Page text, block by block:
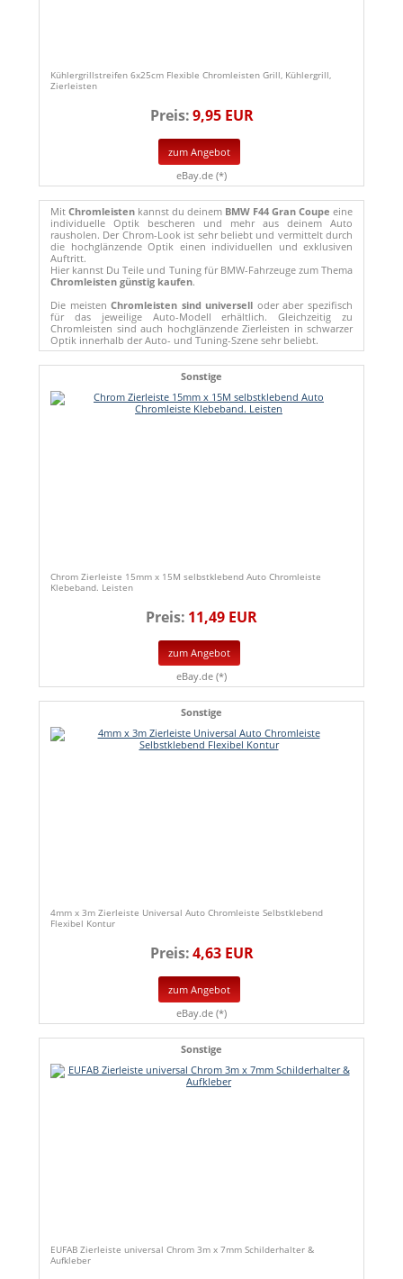
Kühlergrillstreifen 6x25cm Flexible Chromleisten Grill, Kühlergrill,
Zierleisten
Preis:9,95 EUR
zum Angebot
eBay.de (*)
Mit Chromleisten kannst du deinem BMW F44 Gran Coupe eine
individuelle Optik bescheren und mehr aus deinem Auto
rausholen. Der Chrom-Look ist sehr beliebt und vermittelt durch
die hochglänzende Optik einen individuellen und exklusiven
Auftritt.
Hier kannst Du Teile und Tuning für BMW-Fahrzeuge zum Thema
Chromleisten günstig kaufen.
Die meistenChromleisten sind universell oder aber spezifisch
für das jeweilige Auto-Modell erhältlich. Gleichzeitig zu
Chromleisten sind auch hochglänzende Zierleisten in schwarzer
Optik innerhalb der Auto- und Tuning-Szene sehr beliebt.
Sonstige
Chrom Zierleiste 15mm x 15M selbstklebend Auto Chromleiste
Klebeband. Leisten
Preis: 11,49 EUR
zum Angebot
eBay.de (*)
Sonstige
4mm x 3m Zierleiste Universal Auto Chromleiste Selbstklebend
Flexibel Kontur
Preis:4,63 EUR
zum Angebot
eBay.de (*)
Sonstige
EUFAB Zierleiste universal Chrom 3m x 7mm Schilderhalter &
Aufkleber